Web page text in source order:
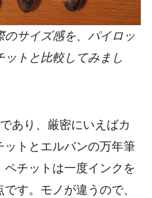
サイズ感を、パイロッ
ットと比較してみまし
あり、厳密にいえばカ
トとエルバンの万年筆
チットは一度インクを
す。モノが違うので、